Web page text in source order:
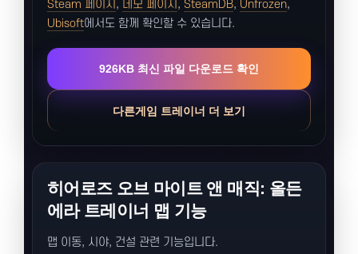
Steam 페이지 , 데모 페이지 , SteamDB, Unfrozen,
Ubisoft에서도 함께 확인할 수 있습니다.
926KB 최신 파일 다운로드 확인
다른게임 트레이너 더 보기
히어로즈 오브 마이트 앤 매직: 올든
에라 트레이너 맵 기능
맵 이동, 시야, 건설 관련 기능입니다.